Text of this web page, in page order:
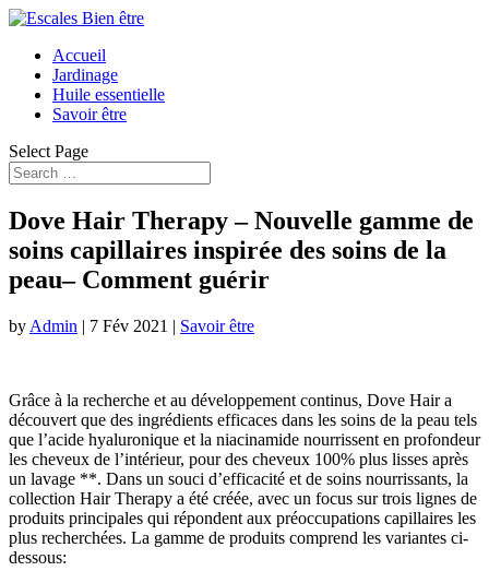
Accueil
Jardinage
Huile essentielle
Savoir être
Select Page
Dove Hair Therapy – Nouvelle gamme de
soins capillaires inspirée des soins de la
peau– Comment guérir
by Admin | 7 Fév 2021 | Savoir être
Grâce à la recherche et au développement continus, Dove Hair a
découvert que des ingrédients efficaces dans les soins de la peau tels
que l’acide hyaluronique et la niacinamide nourrissent en profondeur
les cheveux de l’intérieur, pour des cheveux 100% plus lisses après
un lavage **. Dans un souci d’efficacité et de soins nourrissants, la
collection Hair Therapy a été créée, avec un focus sur trois lignes de
produits principales qui répondent aux préoccupations capillaires les
plus recherchées. La gamme de produits comprend les variantes ci-
dessous: